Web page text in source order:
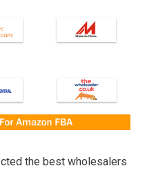
the best wholesalers